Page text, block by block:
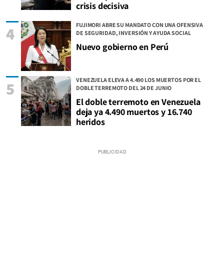
crisis decisiva
FUJIMORI ABRE SU MANDATO CON UNA OFENSIVA
DE SEGURIDAD, INVERSIÓN Y AYUDA SOCIAL
Nuevo gobierno en Perú
4
VENEZUELA ELEVA A 4.490 LOS MUERTOS POR EL
DOBLE TERREMOTO DEL 24 DE JUNIO
El doble terremoto en Venezuela
deja ya 4.490 muertos y 16.740
heridos
5